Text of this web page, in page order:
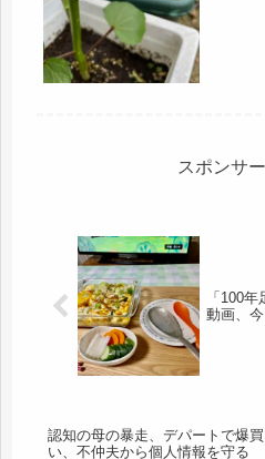
スポンサ
「100
動画、
認知の母の暴走、デパートで爆買
い、不仲夫から個人情報を守る